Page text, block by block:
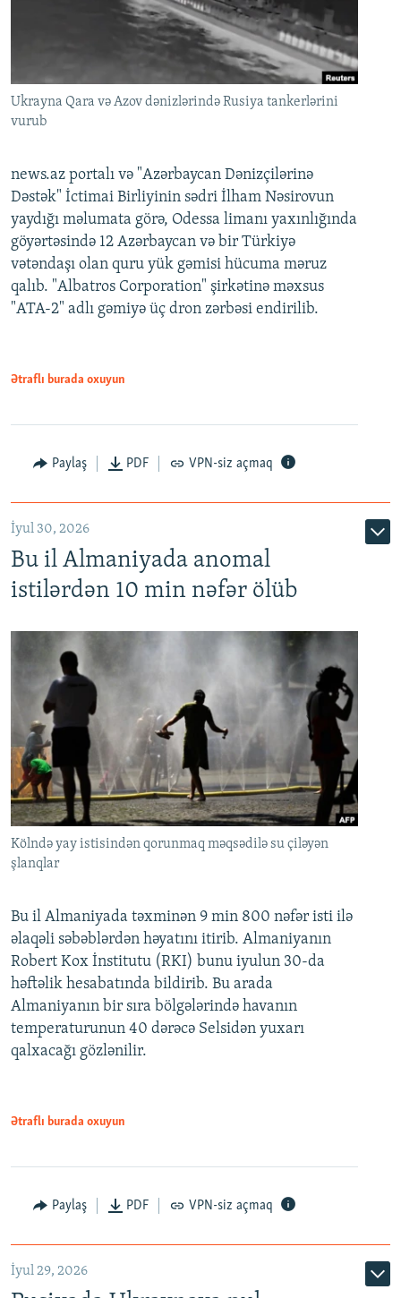
Ukrayna Qara və Azov dənizlərində Rusiya tankerlərini
vurub
news.az portalı və "Azərbaycan Dənizçilərinə
Dəstək" İctimai Birliyinin sədri İlham Nəsirovun
yaydığı məlumata görə, Odessa limanı yaxınlığında
göyərtəsində 12 Azərbaycan və bir Türkiyə
vətəndaşı olan quru yük gəmisi hücuma məruz
qalıb. "Albatros Corporation" şirkətinə məxsus
"ATA-2" adlı gəmiyə üç dron zərbəsi endirilib.
Ətraflı burada oxuyun
Paylaş PDF VPN-siz açmaq
İyul 30, 2026
Bu il Almaniyada anomal
istilərdən 10 min nəfər ölüb
Kölndə yay istisindən qorunmaq məqsədilə su çiləyən
şlanqlar
Bu il Almaniyada təxminən 9 min 800 nəfər isti ilə
əlaqəli səbəblərdən həyatını itirib. Almaniyanın
Robert Kox İnstitutu (RKI) bunu iyulun 30-da
həftəlik hesabatında bildirib. Bu arada
Almaniyanın bir sıra bölgələrində havanın
temperaturunun 40 dərəcə Selsidən yuxarı
qalxacağı gözlənilir.
Ətraflı burada oxuyun
Paylaş PDF VPN-siz açmaq
İyul 29, 2026